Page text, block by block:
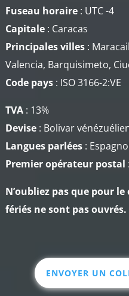
Fuseau horaire : UTC -4
Capitale : Caracas
Principales villes :
Valencia, Barquisimeto,
Code pays : ISO 3166-2:VE
TVA : 13%
Devise : Bolivar
Langues parlées :
Premier opérateur postal
N’oubliez pas que pour
fériés ne sont pas ouvrés.
ENVOYER UN